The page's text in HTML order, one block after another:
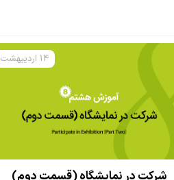
14 اردیبهشت
شرکت در نمایشگاه (قسمت دوم)